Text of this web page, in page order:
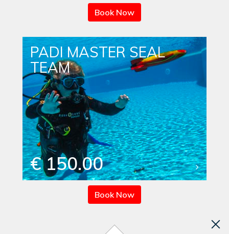
Book Now
PADI MASTER SEAL
TEAM
€ 150.00
Book Now